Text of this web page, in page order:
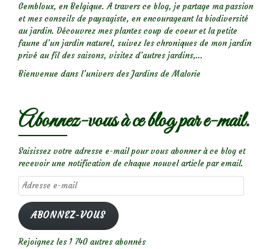
Gembloux, en Belgique. A travers ce blog, je partage ma passion
et mes conseils de paysagiste, en encourageant la biodiversité
au jardin. Découvrez mes plantes coup de coeur et la petite
faune d’un jardin naturel, suivez les chroniques de mon jardin
privé au fil des saisons, visitez d’autres jardins,...
Bienvenue dans l’univers des Jardins de Malorie
Abonnez-vous à ce blog par e-mail.
Saisissez votre adresse e-mail pour vous abonner à ce blog et
recevoir une notification de chaque nouvel article par email.
Adresse
e-
mail
ABONNEZ-VOUS
Rejoignez les 1 740 autres abonnés